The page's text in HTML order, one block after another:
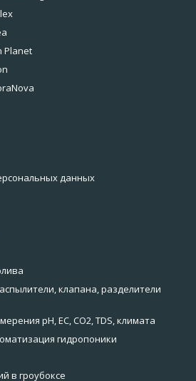
Planet
данных
клапана, разделители
pH, EC, CO2, TDS, климата
гидропоники
в гроубоксе